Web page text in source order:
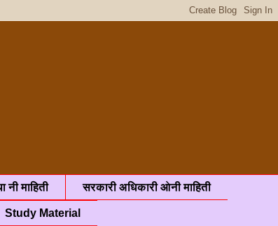
माहिती सरकारी अधिकारी ओनी माहिती
Study Material